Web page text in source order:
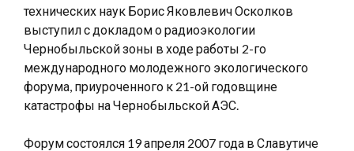
технических наук Борис Яковлевич Осколков
выступил с докладом о радиоэкологии
Чернобыльской зоны в ходе работы 2-го
международного молодежного экологического
форума, приуроченного к 21-ой годовщине
катастрофы на Чернобыльской АЭС.
Форум состоялся 19 апреля 2007 года в Славутиче